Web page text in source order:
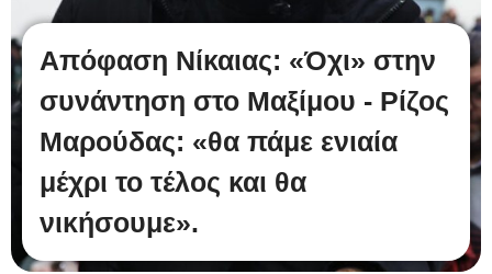
Απόφαση Νίκαιας: «Όχι» στην
συνάντηση στο Μαξίμου - Ρίζος
Μαρούδας: «θα πάμε ενιαία
μέχρι το τέλος και θα
νικήσουμε».